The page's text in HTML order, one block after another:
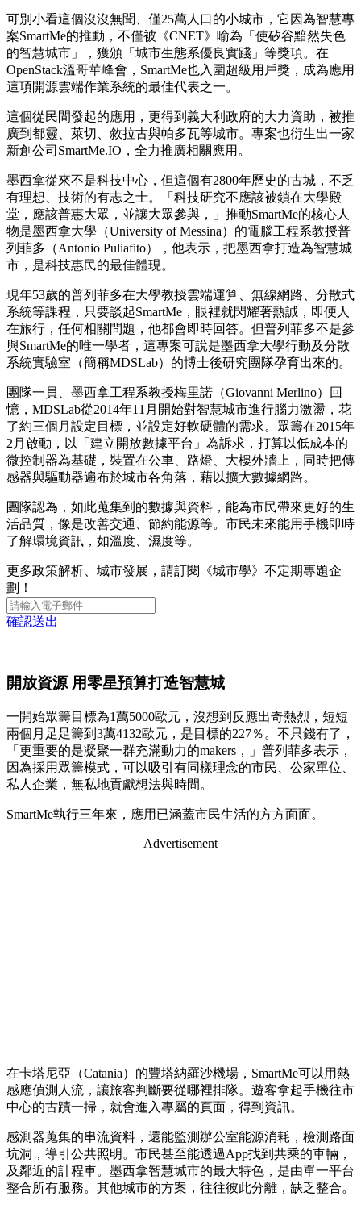
可別小看這個沒沒無聞、僅25萬人口的小城市，它因為智慧專
案SmartMe的推動，不僅被《CNET》喻為「使矽谷黯然失色
的智慧城市」，獲頒「城市生態系優良實踐」等獎項。在
OpenStack溫哥華峰會，SmartMe也入圍超級用戶獎，成為應用
這項開源雲端作業系統的最佳代表之一。
這個從民間發起的應用，更得到義大利政府的大力資助，被推
廣到都靈、萊切、敘拉古與帕多瓦等城市。專案也衍生出一家
新創公司SmartMe.IO，全力推廣相關應用。
墨西拿從來不是科技中心，但這個有2800年歷史的古城，不乏
有理想、技術的有志之士。「科技研究不應該被鎖在大學殿
堂，應該普惠大眾，並讓大眾參與，」推動SmartMe的核心人
物是墨西拿大學（University of Messina）的電腦工程系教授普
列菲多（Antonio Puliafito），他表示，把墨西拿打造為智慧城
市，是科技惠民的最佳體現。
現年53歲的普列菲多在大學教授雲端運算、無線網路、分散式
系統等課程，只要談起SmartMe，眼裡就閃耀著熱誠，即便人
在旅行，任何相關問題，他都會即時回答。但普列菲多不是參
與SmartMe的唯一學者，這專案可說是墨西拿大學行動及分散
系統實驗室（簡稱MDSLab）的博士後研究團隊孕育出來的。
團隊一員、墨西拿工程系教授梅里諾（Giovanni Merlino）回
憶，MDSLab從2014年11月開始對智慧城市進行腦力激盪，花
了約三個月設定目標，並設定好軟硬體的需求。眾籌在2015年
2月啟動，以「建立開放數據平台」為訴求，打算以低成本的
微控制器為基礎，裝置在公車、路燈、大樓外牆上，同時把傳
感器與驅動器遍布於城市各角落，藉以擴大數據網路。
團隊認為，如此蒐集到的數據與資料，能為市民帶來更好的生
活品質，像是改善交通、節約能源等。市民未來能用手機即時
了解環境資訊，如溫度、濕度等。
更多政策解析、城市發展，請訂閱《城市學》不定期專題企
劃！
確認送出
開放資源 用零星預算打造智慧城
一開始眾籌目標為1萬5000歐元，沒想到反應出奇熱烈，短短
兩個月足足籌到3萬4132歐元，是目標的227％。不只錢有了，
「更重要的是凝聚一群充滿動力的makers，」普列菲多表示，
因為採用眾籌模式，可以吸引有同樣理念的市民、公家單位、
私人企業，無私地貢獻想法與時間。
SmartMe執行三年來，應用已涵蓋市民生活的方方面面。
Advertisement
在卡塔尼亞（Catania）的豐塔納羅沙機場，SmartMe可以用熱
感應偵測人流，讓旅客判斷要從哪裡排隊。遊客拿起手機往市
中心的古蹟一掃，就會進入專屬的頁面，得到資訊。
感測器蒐集的串流資料，還能監測辦公室能源消耗，檢測路面
坑洞，導引公共照明。市民甚至能透過App找到共乘的車輛，
及鄰近的計程車。墨西拿智慧城市的最大特色，是由單一平台
整合所有服務。其他城市的方案，往往彼此分離，缺乏整合。